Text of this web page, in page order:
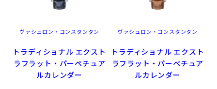
ヴァシュロン・コンスタンタン
トラディショナル エクスト
ラフラット・パーペチュア
ルカレンダー
ヴァシュロン・コンスタンタン
トラディショナル エクスト
ラフラット・パーペチュア
ルカレンダー